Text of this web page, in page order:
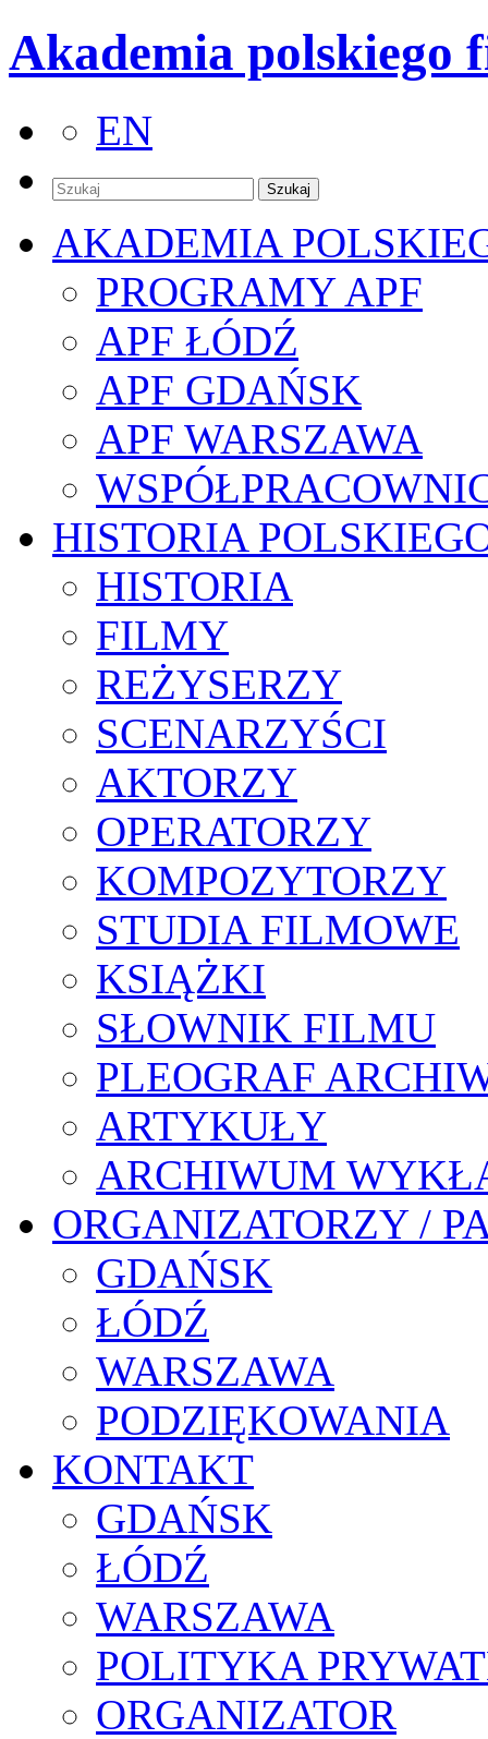
Akademia polskiego
EN
AKADEMIA
PROGRAMY APF
APF ŁÓDŹ
APF GDAŃSK
APF WARSZAWA
HISTORIA
HISTORIA
FILMY
REŻYSERZY
SCENARZYŚCI
AKTORZY
OPERATORZY
KOMPOZYTORZY
STUDIA FILMOWE
KSIĄŻKI
SŁOWNIK FILMU
PLEOGRAF
ARTYKUŁY
ARCHIWUM
ORGANIZATORZY /
GDAŃSK
ŁÓDŹ
WARSZAWA
PODZIĘKOWANIA
KONTAKT
GDAŃSK
ŁÓDŹ
WARSZAWA
POLITYKA
ORGANIZATOR